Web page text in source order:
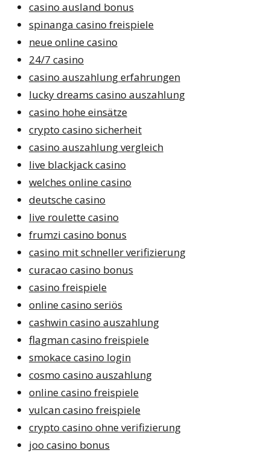
casino ausland bonus
spinanga casino freispiele
neue online casino
24/7 casino
casino auszahlung erfahrungen
lucky dreams casino auszahlung
casino hohe einsätze
crypto casino sicherheit
casino auszahlung vergleich
live blackjack casino
welches online casino
deutsche casino
live roulette casino
frumzi casino bonus
casino mit schneller verifizierung
curacao casino bonus
casino freispiele
online casino seriös
cashwin casino auszahlung
flagman casino freispiele
smokace casino login
cosmo casino auszahlung
online casino freispiele
vulcan casino freispiele
crypto casino ohne verifizierung
joo casino bonus